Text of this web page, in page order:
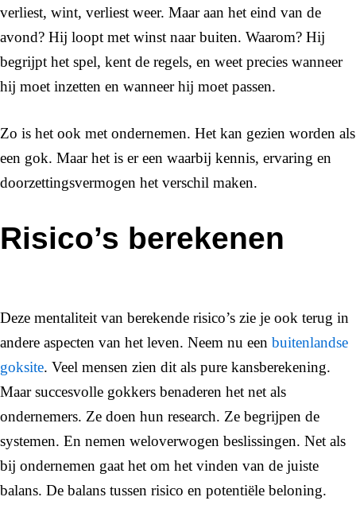
verliest, wint, verliest weer. Maar aan het eind van de
avond? Hij loopt met winst naar buiten. Waarom? Hij
begrijpt het spel, kent de regels, en weet precies wanneer
hij moet inzetten en wanneer hij moet passen.
Zo is het ook met ondernemen. Het kan gezien worden als
een gok. Maar het is er een waarbij kennis, ervaring en
doorzettingsvermogen het verschil maken.
Risico’s berekenen
Deze mentaliteit van berekende risico’s zie je ook terug in
andere aspecten van het leven. Neem nu een buitenlandse
goksite. Veel mensen zien dit als pure kansberekening.
Maar succesvolle gokkers benaderen het net als
ondernemers. Ze doen hun research. Ze begrijpen de
systemen. En nemen weloverwogen beslissingen. Net als
bij ondernemen gaat het om het vinden van de juiste
balans. De balans tussen risico en potentiële beloning.